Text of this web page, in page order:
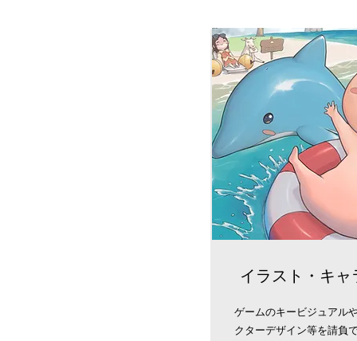
イラスト・キ
ゲームのキービジュアル
クターデザイン等を請負